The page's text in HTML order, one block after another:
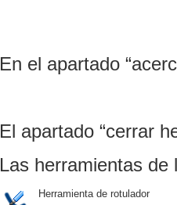
En el apartado
El apartado “cerrar
Las herramientas
Herramienta de rotulador